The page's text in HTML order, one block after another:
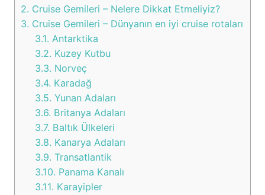
2. Cruise Gemileri – Nelere Dikkat Etmeliyiz?
3. Cruise Gemileri – Dünyanın en iyi cruise rotaları
3.1. Antarktika
3.2. Kuzey Kutbu
3.3. Norveç
3.4. Karadağ
3.5. Yunan Adaları
3.6. Britanya Adaları
3.7. Baltık Ülkeleri
3.8. Kanarya Adaları
3.9. Transatlantik
3.10. Panama Kanalı
3.11. Karayipler